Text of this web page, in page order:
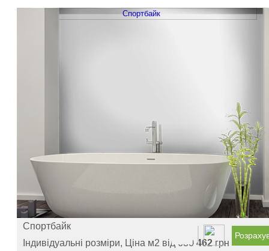
Спортбайк
Індивідуальні розміри, Ціна м2 від 630 462грн